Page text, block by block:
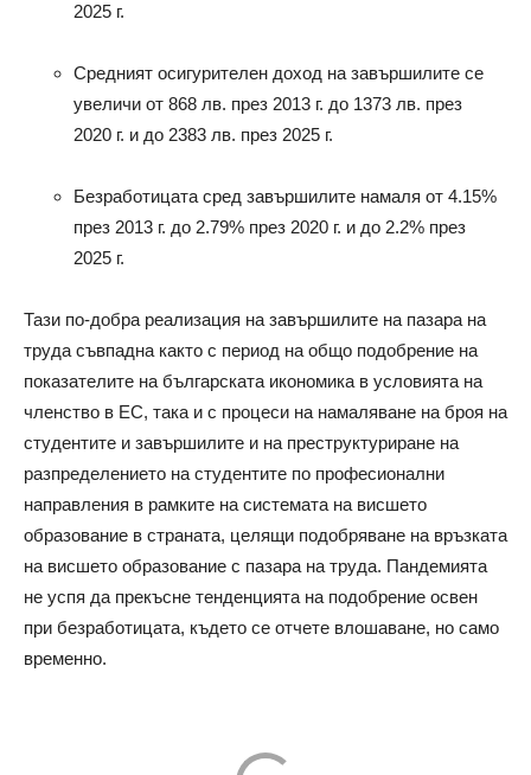
2025 г.
Средният осигурителен доход на завършилите се
увеличи от 868 лв. през 2013 г. до 1373 лв. през
2020 г. и до 2383 лв. през 2025 г.
Безработицата сред завършилите намаля от 4.15%
през 2013 г. до 2.79% през 2020 г. и до 2.2% през
2025 г.
Тази по-добра реализация на завършилите на пазара на
труда съвпадна както с период на общо подобрение на
показателите на българската икономика в условията на
членство в ЕС, така и с процеси на намаляване на броя на
студентите и завършилите и на преструктуриране на
разпределението на студентите по професионални
направления в рамките на системата на висшето
образование в страната, целящи подобряване на връзката
на висшето образование с пазара на труда. Пандемията
не успя да прекъсне тенденцията на подобрение освен
при безработицата, където се отчете влошаване, но само
временно.